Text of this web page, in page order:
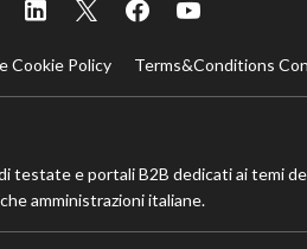
Cookie Policy Terms&Conditions
testate e portali B2B dedicati ai temi
amministrazioni italiane.